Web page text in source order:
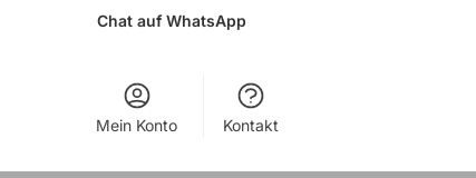
Chat auf WhatsApp
Mein Konto Kontakt